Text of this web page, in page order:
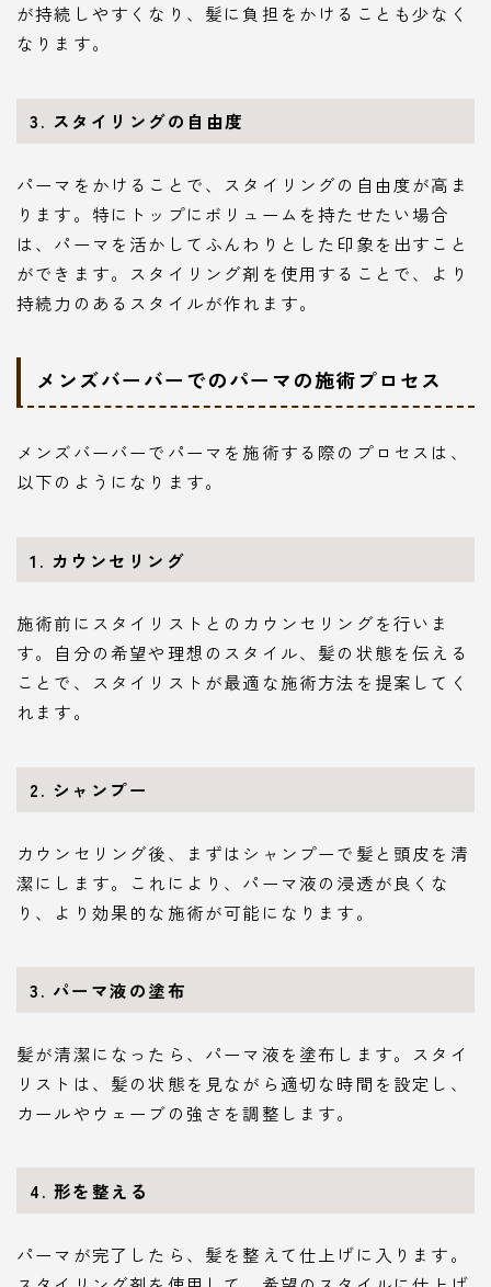
が持続しやすくなり、髪に負担をかけることも少なく
なります。
3. スタイリングの自由度
パーマをかけることで、スタイリングの自由度が高ま
ります。特にトップにボリュームを持たせたい場合
は、パーマを活かしてふんわりとした印象を出すこと
ができます。スタイリング剤を使用することで、より
持続力のあるスタイルが作れます。
メンズバーバーでのパーマの施術プロセス
メンズバーバーでパーマを施術する際のプロセスは、
以下のようになります。
1. カウンセリング
施術前にスタイリストとのカウンセリングを行いま
す。自分の希望や理想のスタイル、髪の状態を伝える
ことで、スタイリストが最適な施術方法を提案してく
れます。
2. シャンプー
カウンセリング後、まずはシャンプーで髪と頭皮を清
潔にします。これにより、パーマ液の浸透が良くな
り、より効果的な施術が可能になります。
3. パーマ液の塗布
髪が清潔になったら、パーマ液を塗布します。スタイ
リストは、髪の状態を見ながら適切な時間を設定し、
カールやウェーブの強さを調整します。
4. 形を整える
パーマが完了したら、髪を整えて仕上げに入ります。